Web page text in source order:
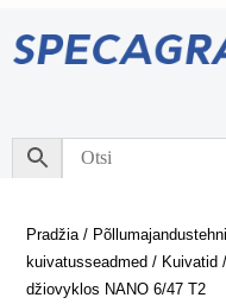
Pradžia/
kuivatusseadmed / Kuivatid /
džiovyklos NANO 6/47 T2